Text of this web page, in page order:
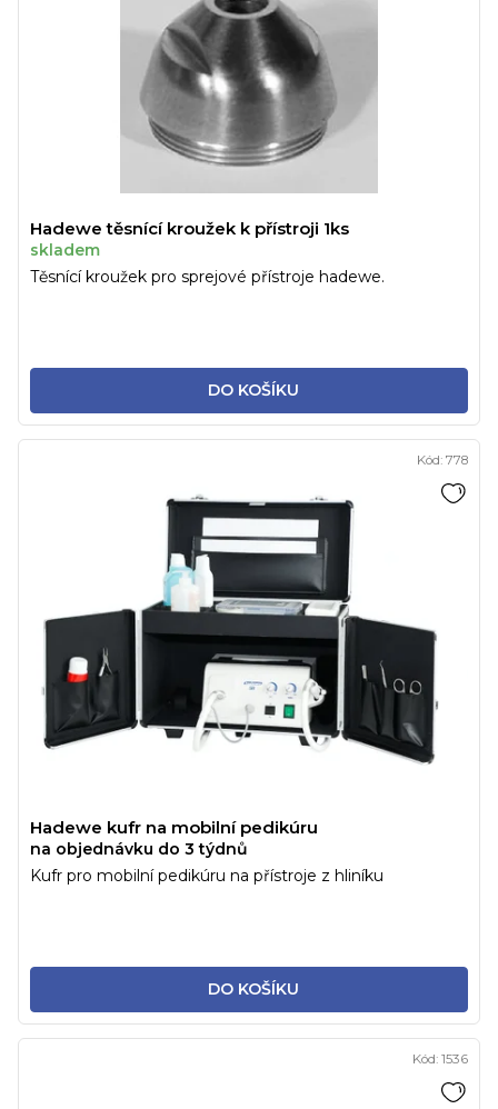
Hadewe těsnící kroužek k přístroji 1ks
skladem
DO KOŠÍKU
Těsnící kroužek pro sprejové přístroje hadewe.
Hadewe kufr na mobilní pedikúru
na objednávku do 3 týdnů
DO KOŠÍKU
Kufr pro mobilní pedikúru na přístroje z hliníku
Kód: 778
Kód: 1536